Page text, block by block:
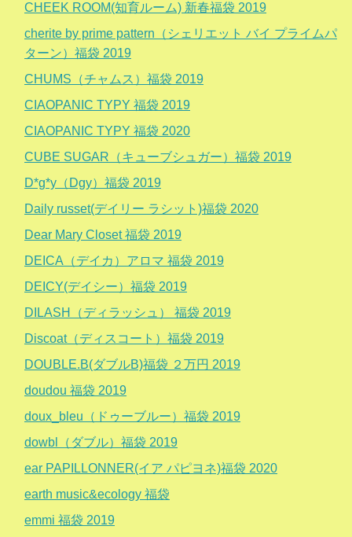
CHEEK ROOM(知育ルーム) 新春福袋 2019
cherite by prime pattern（シェリエット バイ プライムパ
ターン）福袋 2019
CHUMS（チャムス）福袋 2019
CIAOPANIC TYPY 福袋 2019
CIAOPANIC TYPY 福袋 2020
CUBE SUGAR（キューブシュガー）福袋 2019
D*g*y（Dgy）福袋 2019
Daily russet(デイリー ラシット)福袋 2020
Dear Mary Closet 福袋 2019
DEICA（デイカ）アロマ 福袋 2019
DEICY(デイシー）福袋 2019
DILASH（ディラッシュ） 福袋 2019
Discoat（ディスコート）福袋 2019
DOUBLE.B(ダブルB)福袋 ２万円 2019
doudou 福袋 2019
doux_bleu（ドゥーブルー）福袋 2019
dowbl（ダブル）福袋 2019
ear PAPILLONNER(イア パピヨネ)福袋 2020
earth music&ecology 福袋
emmi 福袋 2019